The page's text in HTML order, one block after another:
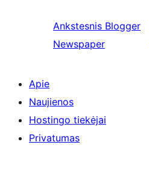
Ankstesnis Blogger
Newspaper
Apie
Naujienos
Hostingo tiekėjai
Privatumas